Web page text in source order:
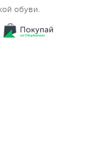
обуви.